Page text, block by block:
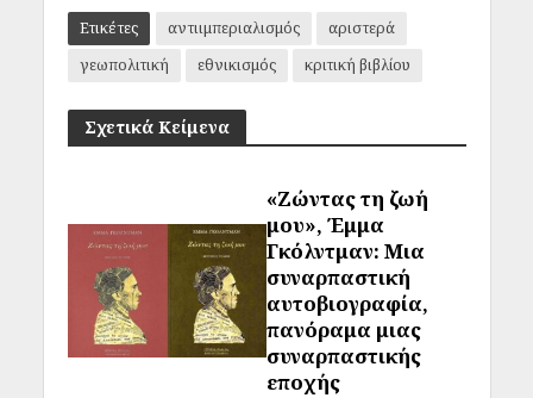
Ετικέτες αντιιμπεριαλισμός
αριστερά
γεωπολιτική
εθνικισμός κριτική βιβλίου
Σχετικά Κείμενα
«Ζώντας τη ζωή
μου», Έμμα
Γκόλντμαν: Μια
συναρπαστική
αυτοβιογραφία,
πανόραμα μιας
συναρπαστικής
εποχής